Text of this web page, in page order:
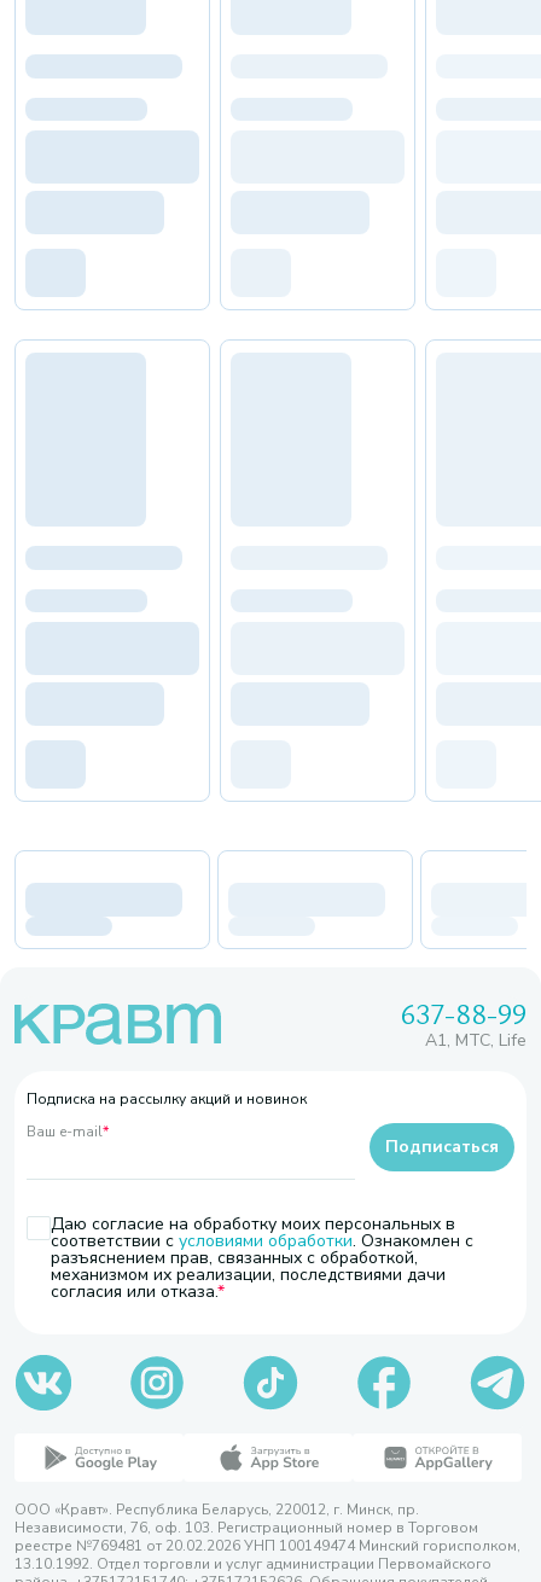
637-88-99
A1, МТС, Life
Подписка на рассылку акций и новинок
Ваш e-mail*
Даю согласие на обработку моих персональных в
соответствии с условиями обработки. Ознакомлен с
разъяснением прав, связанных с обработкой,
механизмом их реализации, последствиями дачи
согласия или отказа.
Подписаться
ООО «Кравт». Республика Беларусь, 220012, г. Минск, пр.
Независимости, 76, оф. 103. Регистрационный номер в Торговом
реестре №769481 от 20.02.2026 УНП 100149474 Минский горисполком,
13.10.1992. Отдел торговли и услуг администрации Первомайского